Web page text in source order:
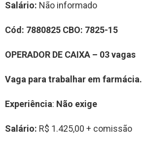
Salário: Não informado
Cód: 7880825 CBO: 7825-15
OPERADOR DE CAIXA – 03 vagas
Vaga para trabalhar em farmácia.
Experiência: Não exige
Salário: R$ 1.425,00 + comissão